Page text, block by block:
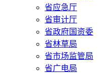
省应急厅
省审计厅
省政府国资委
省林草局
省市场监管局
省广电局